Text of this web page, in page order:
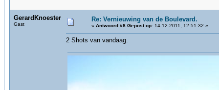
GerardKnoester
Gast
Re: Vernieuwing van de Boulevard.
« Antwoord #8 Gepost op: 14-12-2011, 12:51:32 »
2 Shots van vandaag.